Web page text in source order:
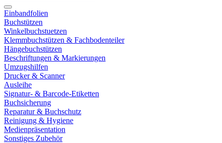
Einbandfolien
Buchstützen
Winkelbuchstuetzen
Klemmbuchstützen & Fachbodenteiler
Hängebuchstützen
Beschriftungen & Markierungen
Umzugshilfen
Drucker & Scanner
Ausleihe
Signatur- & Barcode-Etiketten
Buchsicherung
Reparatur & Buchschutz
Reinigung & Hygiene
Medienpräsentation
Sonstiges Zubehör